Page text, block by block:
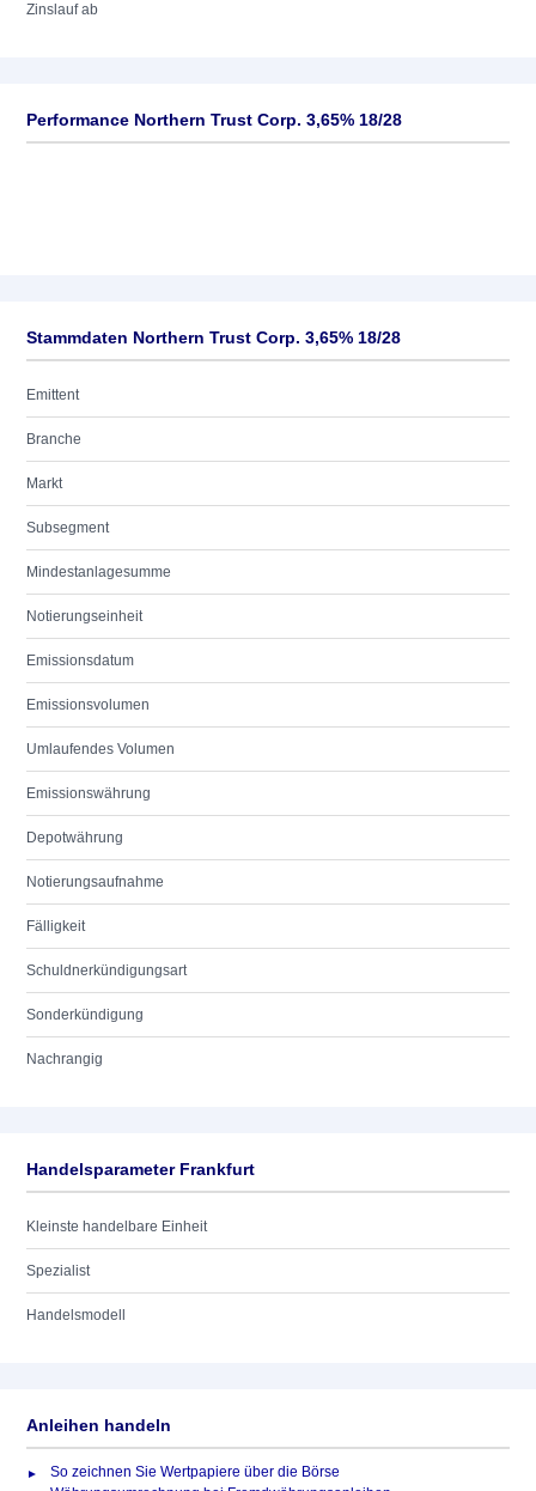
Zinslauf ab
Performance Northern Trust Corp. 3,65% 18/28
Stammdaten Northern Trust Corp. 3,65% 18/28
Emittent
Branche
Markt
Subsegment
Mindestanlagesumme
Notierungseinheit
Emissionsdatum
Emissionsvolumen
Umlaufendes Volumen
Emissionswährung
Depotwährung
Notierungsaufnahme
Fälligkeit
Schuldnerkündigungsart
Sonderkündigung
Nachrangig
Handelsparameter Frankfurt
Kleinste handelbare Einheit
Spezialist
Handelsmodell
Anleihen handeln
So zeichnen Sie Wertpapiere über die Börse